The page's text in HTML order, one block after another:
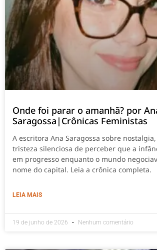
Onde foi parar o amanhã? por
Saragossa|Crônicas Feministas
A escritora Ana Saragossa sobre
tristeza silenciosa de perceber que a
em progresso enquanto o mundo
nome do capital. Leia a crônica completa.
LEIA MAIS
19 de junho de 2026 Nenhum comentário